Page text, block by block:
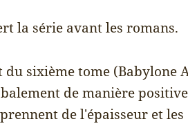
la série avant les romans.
du sixième tome (Babylone
de manière
de l'épaisseur et